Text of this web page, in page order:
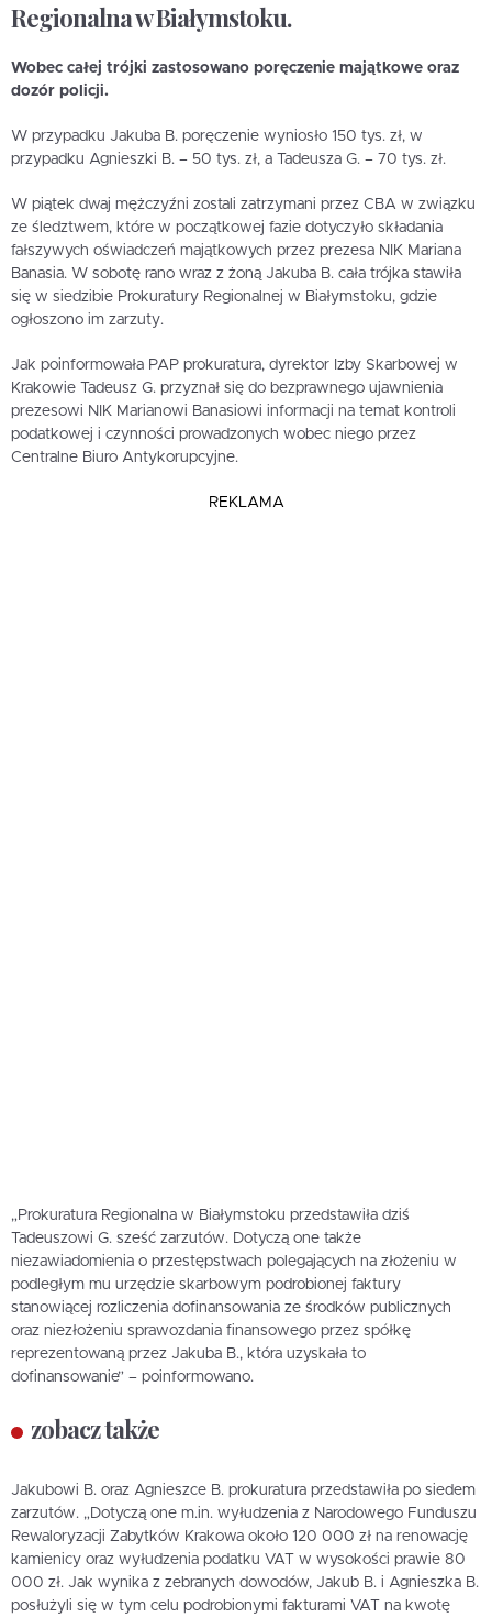
Regionalna w Białymstoku.
Wobec całej trójki zastosowano poręczenie majątkowe oraz
dozór policji.
W przypadku Jakuba B. poręczenie wyniosło 150 tys. zł, w
przypadku Agnieszki B. – 50 tys. zł, a Tadeusza G. – 70 tys. zł.
W piątek dwaj mężczyźni zostali zatrzymani przez CBA w związku
ze śledztwem, które w początkowej fazie dotyczyło składania
fałszywych oświadczeń majątkowych przez prezesa NIK Mariana
Banasia. W sobotę rano wraz z żoną Jakuba B. cała trójka stawiła
się w siedzibie Prokuratury Regionalnej w Białymstoku, gdzie
ogłoszono im zarzuty.
Jak poinformowała PAP prokuratura, dyrektor Izby Skarbowej w
Krakowie Tadeusz G. przyznał się do bezprawnego ujawnienia
prezesowi NIK Marianowi Banasiowi informacji na temat kontroli
podatkowej i czynności prowadzonych wobec niego przez
Centralne Biuro Antykorupcyjne.
REKLAMA
„Prokuratura Regionalna w Białymstoku przedstawiła dziś
Tadeuszowi G. sześć zarzutów. Dotyczą one także
niezawiadomienia o przestępstwach polegających na złożeniu w
podległym mu urzędzie skarbowym podrobionej faktury
stanowiącej rozliczenia dofinansowania ze środków publicznych
oraz niezłożeniu sprawozdania finansowego przez spółkę
reprezentowaną przez Jakuba B., która uzyskała to
dofinansowanie” – poinformowano.
zobacz także
Jakubowi B. oraz Agnieszce B. prokuratura przedstawiła po siedem
zarzutów. „Dotyczą one m.in. wyłudzenia z Narodowego Funduszu
Rewaloryzacji Zabytków Krakowa około 120 000 zł na renowację
kamienicy oraz wyłudzenia podatku VAT w wysokości prawie 80
000 zł. Jak wynika z zebranych dowodów, Jakub B. i Agnieszka B.
posłużyli się w tym celu podrobionymi fakturami VAT na kwotę